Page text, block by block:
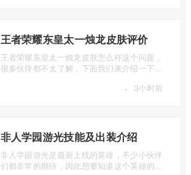
王者荣耀东皇太一烛龙皮肤评价
王者荣耀东皇太一烛龙皮肤怎么样这个问题，
很多伙伴都不太了解，下面我们来介绍一下王
· 3小时前
非人学园游光技能及出装介绍
非人学园游光是最新上线的英雄，不少小伙伴
们都非常的期待，因此想要知道这个英雄的技